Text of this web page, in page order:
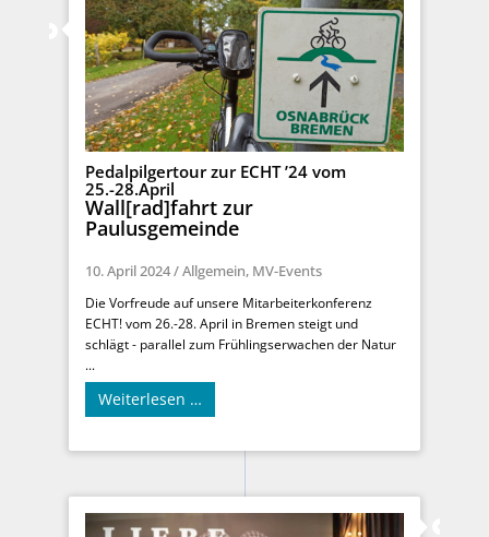
Pedalpilgertour zur ECHT ’24 vom
25.-28.April
Wall[rad]fahrt zur
Paulusgemeinde
10. April 2024/Allgemein, MV-Events
Die Vorfreude auf unsere Mitarbeiterkonferenz
ECHT! vom 26.-28. April in Bremen steigt und
schlägt - parallel zum Frühlingserwachen der Natur
...
Weiterlesen …